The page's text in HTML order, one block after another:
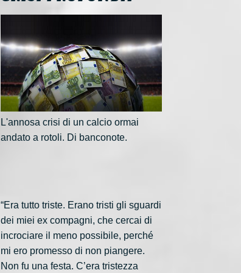
L'annosa crisi di un calcio ormai
andato a rotoli. Di banconote.
“Era tutto triste. Erano tristi gli sguardi
dei miei ex compagni, che cercai di
incrociare il meno possibile, perché
mi ero promesso di non piangere.
Non fu una festa. C’era tristezza